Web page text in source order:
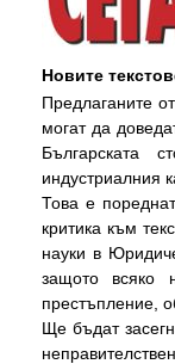
Новите
Предлаганите
могат да
Българската
индустриалния
Това е
критика към
науки в
защото всяко
престъпление,
Ще бъдат